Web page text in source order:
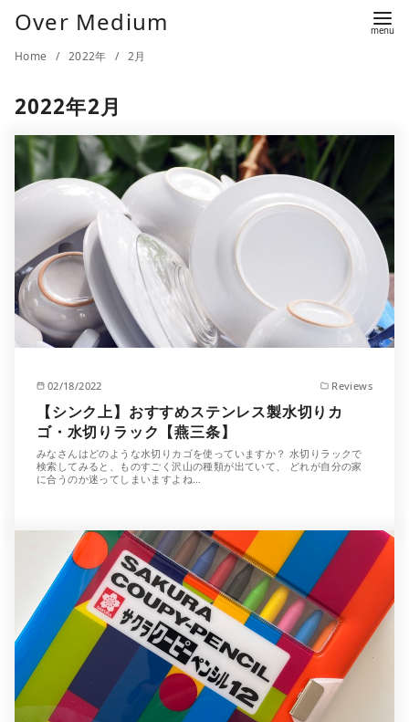
Over Medium
Home 2022年 2月
2022年2月
02/18/2022 Reviews
【シンク上】おすすめステンレス製水切りカ
ゴ・水切りラック【燕三条】
みなさんはどのような水切りカゴを使っていますか？ 水切りラックで
検索してみると、ものすごく沢山の種類が出ていて、 どれが自分の家
に合うのか迷ってしまいますよね…